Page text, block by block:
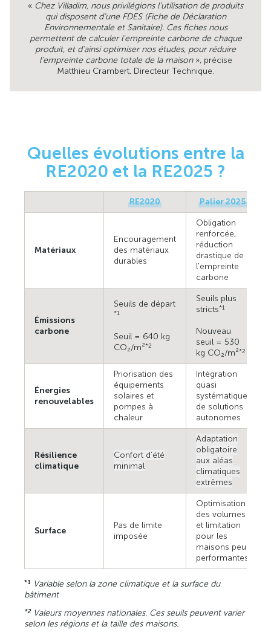
« Chez Villadim, nous privilégions l’utilisation de produits
qui disposent d’une FDES (Fiche de Déclaration
Environnementale et Sanitaire). Ces fiches nous
permettent de calculer l'empreinte carbone de chaque
produit, et d’ainsi optimiser nos études, pour réduire
l'empreinte carbone totale de la maison », précise
Matthieu Crambert, Directeur Technique.
Quelles évolutions entre la
RE2020 et la RE2025 ?
RE2020 Palier 2025
Matériaux
Encouragement
des matériaux
durables
Obligation
renforcée,
réduction
drastique de
l'empreinte
carbone
Émissions
carbone
Seuils de départ
*1
Seuil = 640 kg
CO₂/m²*2
Seuils plus
stricts*1
Nouveau
seuil = 530
kg CO₂/m²*2
Énergies
renouvelables
Priorisation des
équipements
solaires et
pompes à
chaleur
Intégration
quasi
systématique
de solutions
autonomes
Résilience
climatique
Confort d’été
minimal
Adaptation
obligatoire
aux aléas
climatiques
extrêmes
Surface
Pas de limite
imposée
Optimisation
des volumes
et limitation
pour les
maisons peu
performantes
*1 Variable selon la zone climatique et la surface du
bâtiment
*2Valeurs moyennes nationales. Ces seuils peuvent varier
selon les régions et la taille des maisons.